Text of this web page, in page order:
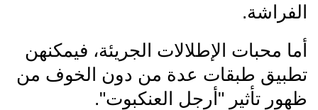
الفراشة.
أما محبات الإطلالات الجريئة، فيمكنهن
تطبيق طبقات عدة من دون الخوف من
ظهور تأثير "أرجل العنكبوت".